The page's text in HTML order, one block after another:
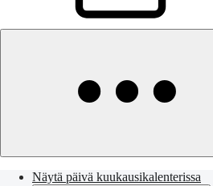
Näytä päivä kuukausikalenterissa